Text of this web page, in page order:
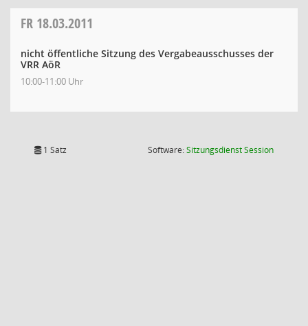
FR 18.03.2011
nicht öffentliche Sitzung des Vergabeausschusses der
VRR AöR
10:00-11:00 Uhr
1 Satz Software:SitzungsdienstSession(Wird in